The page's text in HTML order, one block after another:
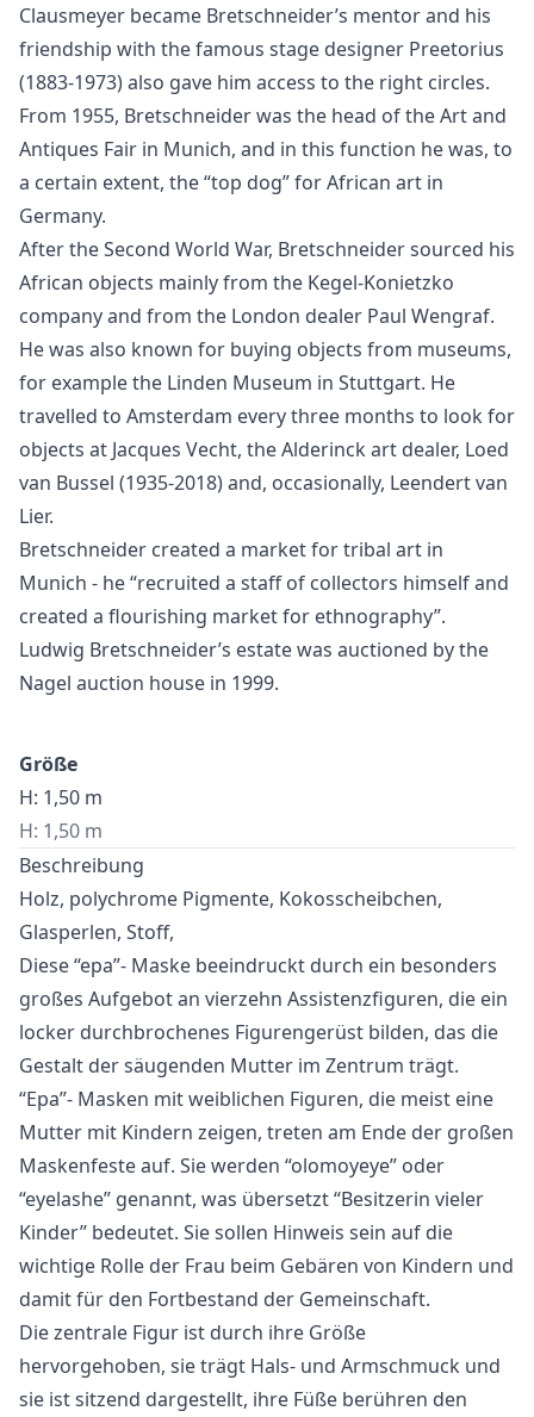
Clausmeyer became Bretschneider’s mentor and his
friendship with the famous stage designer Preetorius
(1883-1973) also gave him access to the right circles.
From 1955, Bretschneider was the head of the Art and
Antiques Fair in Munich, and in this function he was, to
a certain extent, the “top dog” for African art in
Germany.
After the Second World War, Bretschneider sourced his
African objects mainly from the Kegel-Konietzko
company and from the London dealer Paul Wengraf.
He was also known for buying objects from museums,
for example the Linden Museum in Stuttgart. He
travelled to Amsterdam every three months to look for
objects at Jacques Vecht, the Alderinck art dealer, Loed
van Bussel (1935-2018) and, occasionally, Leendert van
Lier.
Bretschneider created a market for tribal art in
Munich - he “recruited a staff of collectors himself and
created a flourishing market for ethnography”.
Ludwig Bretschneider’s estate was auctioned by the
Nagel auction house in 1999.
Größe
H: 1,50 m
H: 1,50 m
Beschreibung
Holz, polychrome Pigmente, Kokosscheibchen,
Glasperlen, Stoff,
Diese “epa”- Maske beeindruckt durch ein besonders
großes Aufgebot an vierzehn Assistenzfiguren, die ein
locker durchbrochenes Figurengerüst bilden, das die
Gestalt der säugenden Mutter im Zentrum trägt.
“Epa”- Masken mit weiblichen Figuren, die meist eine
Mutter mit Kindern zeigen, treten am Ende der großen
Maskenfeste auf. Sie werden “olomoyeye” oder
“eyelashe” genannt, was übersetzt “Besitzerin vieler
Kinder” bedeutet. Sie sollen Hinweis sein auf die
wichtige Rolle der Frau beim Gebären von Kindern und
damit für den Fortbestand der Gemeinschaft.
Die zentrale Figur ist durch ihre Größe
hervorgehoben, sie trägt Hals- und Armschmuck und
sie ist sitzend dargestellt, ihre Füße berühren den